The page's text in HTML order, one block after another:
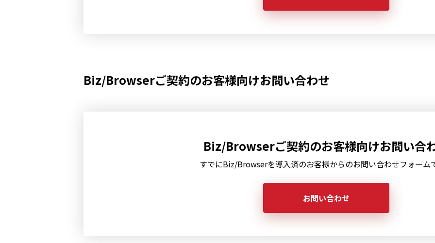
Biz/Browserご契約のお客様向けお問い合わせ
Biz/Browserご契約のお客様向けお問い合
すでにBiz/Browserを導入済のお客様からのお問い合わせフォーム
お問い合わせ